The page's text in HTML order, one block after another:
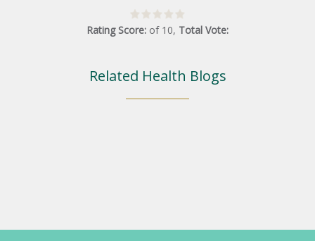
Rating Score: of 10, Total Vote:
Related Health Blogs